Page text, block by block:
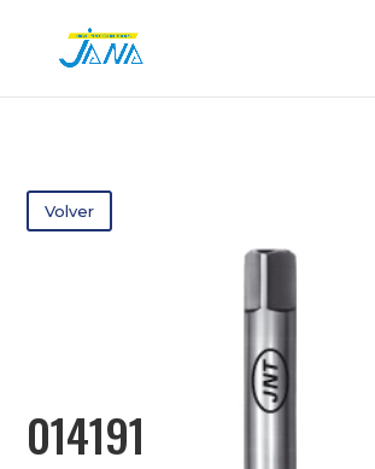
Volver
014191